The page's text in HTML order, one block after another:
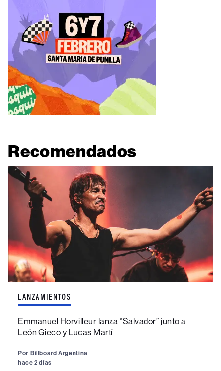
Recomendados
LANZAMIENTOS
Emmanuel Horvilleur lanza “Salvador” junto a
León Gieco y Lucas Martí
Por Billboard Argentina
hace 2 días